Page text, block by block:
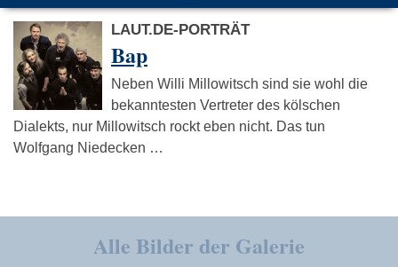
LAUT.DE-PORTRÄT
Bap
Neben Willi Millowitsch sind sie wohl die
bekanntesten Vertreter des kölschen
Dialekts, nur Millowitsch rockt eben nicht. Das tun
Wolfgang Niedecken …
Alle Bilder der Galerie